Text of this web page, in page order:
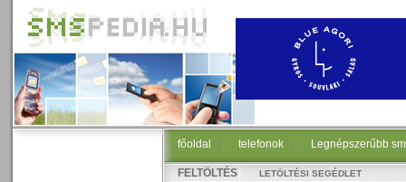
főoldal telefonok Legnépszerűbb
FELTÖLTÉS LETÖLTÉSI SEGÉDLET